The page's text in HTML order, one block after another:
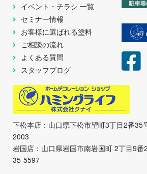
イベント・チラシ 一覧
セミナー情報
お客様に選ばれる塗料
ご相談の流れ
よくある質問
スタッフブログ
下松本店：山口県下松市望町3丁目2番
2003
岩国店：山口県岩国市南岩国町 2丁目9
35-5597